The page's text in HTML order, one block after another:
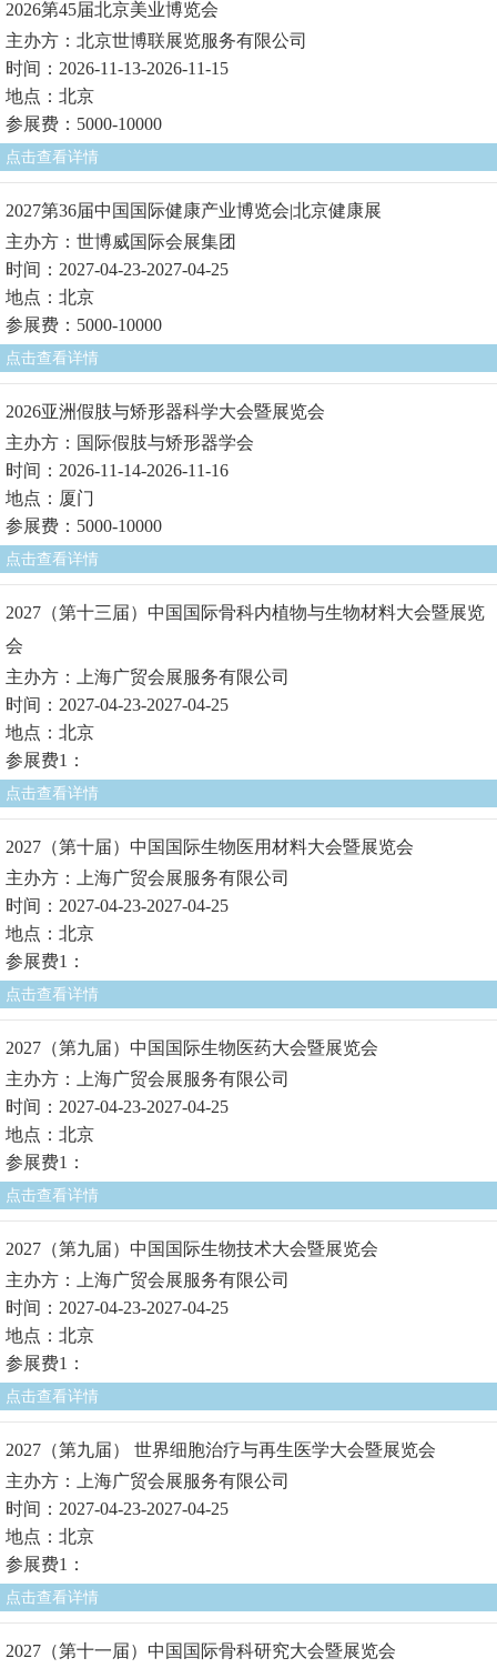
2026第45届北京美业博览会
主办方：北京世博联展览服务有限公司
时间：2026-11-13-2026-11-15
地点：北京
参展费：5000-10000
点击查看详情
2027第36届中国国际健康产业博览会|北京健康展
主办方：世博威国际会展集团
时间：2027-04-23-2027-04-25
地点：北京
参展费：5000-10000
点击查看详情
2026亚洲假肢与矫形器科学大会暨展览会
主办方：国际假肢与矫形器学会
时间：2026-11-14-2026-11-16
地点：厦门
参展费：5000-10000
点击查看详情
2027（第十三届）中国国际骨科内植物与生物材料大会暨展览
会
主办方：上海广贸会展服务有限公司
时间：2027-04-23-2027-04-25
地点：北京
参展费1：
点击查看详情
2027（第十届）中国国际生物医用材料大会暨展览会
主办方：上海广贸会展服务有限公司
时间：2027-04-23-2027-04-25
地点：北京
参展费1：
点击查看详情
2027（第九届）中国国际生物医药大会暨展览会
主办方：上海广贸会展服务有限公司
时间：2027-04-23-2027-04-25
地点：北京
参展费1：
点击查看详情
2027（第九届）中国国际生物技术大会暨展览会
主办方：上海广贸会展服务有限公司
时间：2027-04-23-2027-04-25
地点：北京
参展费1：
点击查看详情
2027（第九届） 世界细胞治疗与再生医学大会暨展览会
主办方：上海广贸会展服务有限公司
时间：2027-04-23-2027-04-25
地点：北京
参展费1：
点击查看详情
2027（第十一届）中国国际骨科研究大会暨展览会